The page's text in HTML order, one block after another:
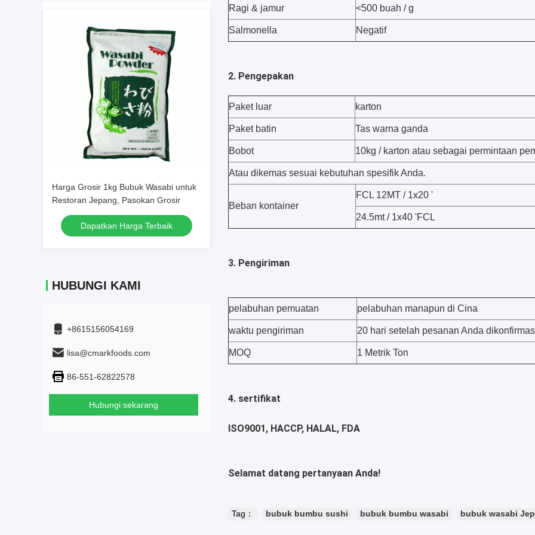
Harga Grosir 1kg Bubuk Wasabi untuk
Restoran Jepang, Pasokan Grosir
Dapatkan Harga Terbaik
HUBUNGI KAMI
+8615156054169
lisa@cmarkfoods.com
86-551-62822578
Hubungi sekarang
Ragi & jamur <500 buah / g
Salmonella Negatif
2. Pengepakan
Paket luar karton
Paket batin Tas warna ganda
Bobot 10kg / karton atau sebagai permintaan
Atau dikemas sesuai kebutuhan spesifik Anda.
Beban kontainer
FCL 12MT / 1x20 '
24.5mt / 1x40 'FCL
3. Pengiriman
pelabuhan pemuatan pelabuhan manapun di Cina
waktu pengiriman 20 hari setelah pesanan Anda
MOQ 1 Metrik Ton
4. sertifikat
ISO9001, HACCP, HALAL, FDA
Selamat datang pertanyaan Anda!
Tag： bubuk bumbu sushi bubuk bumbu wasabi bubuk wasabi